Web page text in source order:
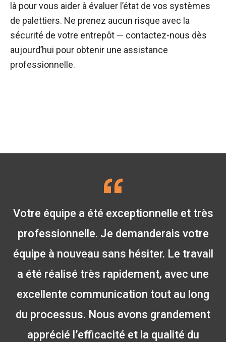
là pour vous aider à évaluer l’état de vos systèmes
de palettiers. Ne prenez aucun risque avec la
sécurité de votre entrepôt — contactez-nous dès
aujourd’hui pour obtenir une assistance
professionnelle.
Votre équipe a été exceptionnelle et très
professionnelle. Je demanderais votre
équipe à nouveau sans hésiter. Le travail
a été réalisé très rapidement, avec une
excellente communication tout au long
du processus. Nous avons grandement
apprécié l’efficacité et la qualité du